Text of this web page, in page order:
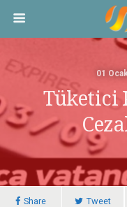
01
Tüketici
Share Tweet